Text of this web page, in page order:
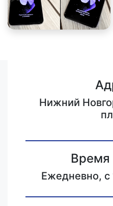
Нижний
Время
Ежедневно,